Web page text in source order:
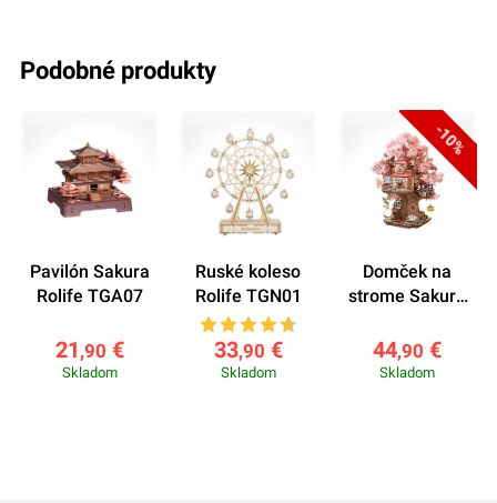
podobné produkty
Pavilón Sakura
Rolife TGA07
21 ,90 €
Skladom
Ruské koleso
Rolife TGN01
33,90 €
Skladom
-10%
Domček na
strome Sakura
44,90 €
Skladom